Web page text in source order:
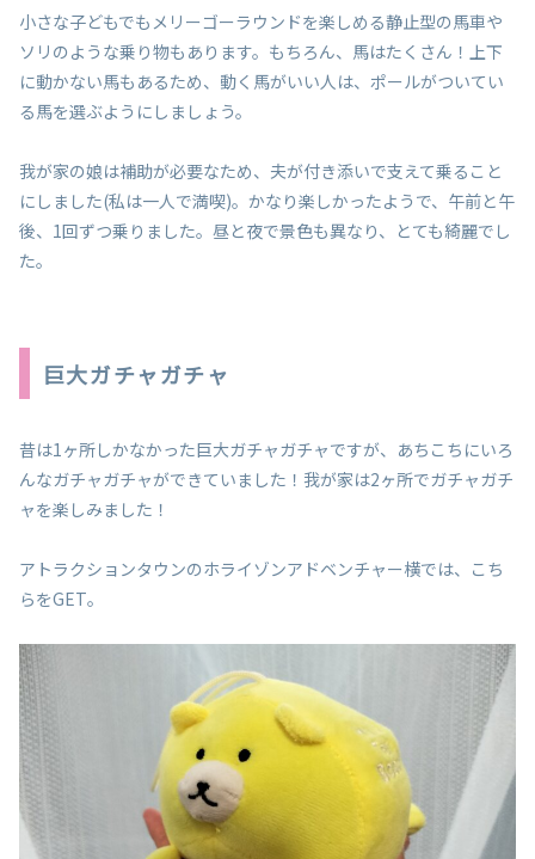
小さな子どもでもメリーゴーラウンドを楽しめる静止型の馬車や
ソリのような乗り物もあります。もちろん、馬はたくさん！上下
に動かない馬もあるため、動く馬がいい人は、ポールがついてい
る馬を選ぶようにしましょう。
我が家の娘は補助が必要なため、夫が付き添いで支えて乗ること
にしました(私は一人で満喫)。かなり楽しかったようで、午前と午
後、1回ずつ乗りました。昼と夜で景色も異なり、とても綺麗でし
た。
巨大ガチャガチャ
昔は1ヶ所しかなかった巨大ガチャガチャですが、あちこちにいろ
んなガチャガチャができていました！我が家は2ヶ所でガチャガチ
ャを楽しみました！
アトラクションタウンのホライゾンアドベンチャー横では、こち
らをGET。